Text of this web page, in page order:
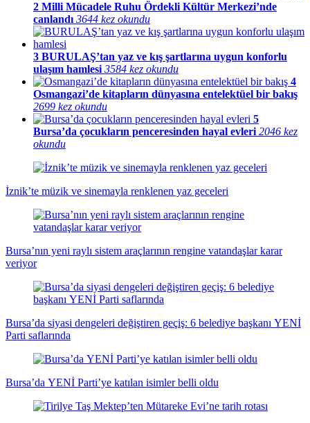
2 Milli Mücadele Ruhu Ördekli Kültür Merkezi’nde
canlandı 3644 kez okundu
3 BURULAŞ’tan yaz ve kış şartlarına uygun konforlu
ulaşım hamlesi 3584 kez okundu
4
Osmangazi’de kitapların dünyasına entelektüel bir bakış
2699 kez okundu
5
Bursa’da çocukların penceresinden hayal evleri 2046 kez
okundu
İznik’te müzik ve sinemayla renklenen yaz geceleri
Bursa’nın yeni raylı sistem araçlarının rengine vatandaşlar karar
veriyor
Bursa’da siyasi dengeleri değiştiren geçiş: 6 belediye başkanı YENİ
Parti saflarında
Bursa’da YENİ Parti’ye katılan isimler belli oldu